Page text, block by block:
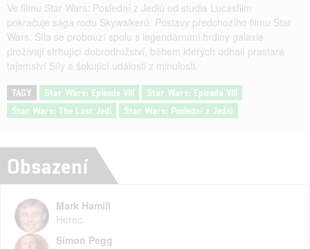
Ve filmu Star Wars: Poslední z Jediů od studia Lucasfilm
pokračuje sága rodu Skywalkerů. Postavy předchozího filmu Star
Wars: Síla se probouzí spolu s legendárními hrdiny galaxie
prožívají strhující dobrodružství, během kterých odhalí prastará
tajemství Síly a šokující události z minulosti.
TAGY Star Wars: Episode VIII
Star Wars: Epizoda VIII
Star Wars: The Last Jedi
Star Wars: Poslední z Jediů
Obsazení
Mark Hamill
Herec
Simon Pegg